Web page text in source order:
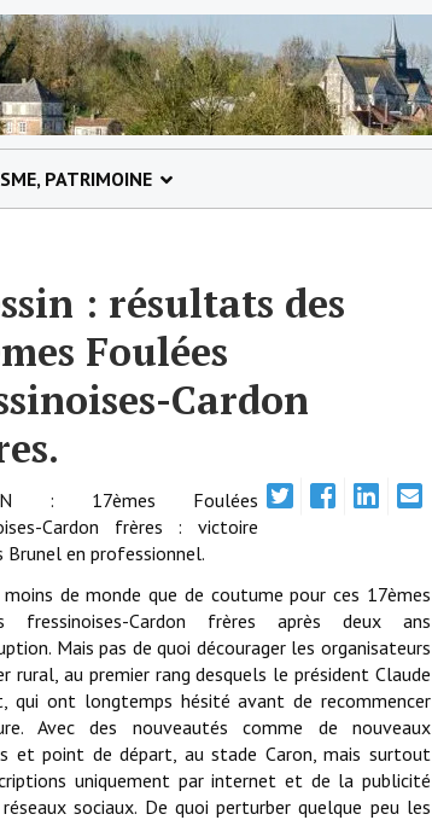
PATRIMOINE
: résultats des
Foulées
Cardon
: 17èmes Foulées
Cardon frères : victoire
Brunel en professionnel.
moins de monde que de coutume pour ces 17èmes
fressinoises-Cardon frères après deux ans
Mais pas de quoi décourager les organisateurs
rural, au premier rang desquels le président Claude
qui ont longtemps hésité avant de recommencer
Avec des nouveautés comme de nouveaux
et point de départ, au stade Caron, mais surtout
uniquement par internet et de la publicité
sociaux. De quoi perturber quelque peu les